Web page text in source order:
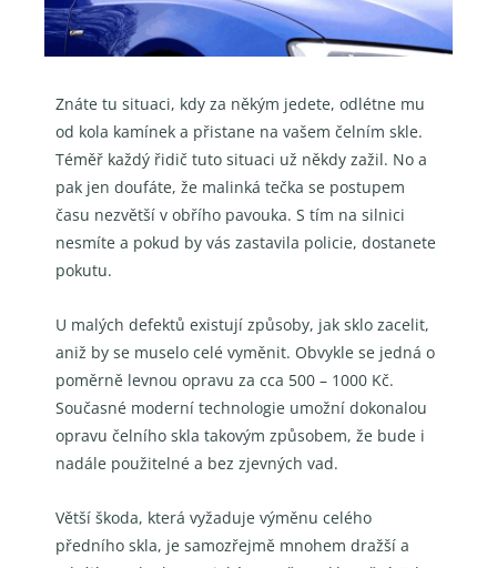
Znáte tu situaci, kdy za někým jedete, odlétne mu
od kola kamínek a přistane na vašem čelním skle.
Téměř každý řidič tuto situaci už někdy zažil. No a
pak jen doufáte, že malinká tečka se postupem
času nezvětší v obřího pavouka. S tím na silnici
nesmíte a pokud by vás zastavila policie, dostanete
pokutu.
U malých defektů existují způsoby, jak sklo zacelit,
aniž by se muselo celé vyměnit. Obvykle se jedná o
poměrně levnou opravu za cca 500 – 1000 Kč.
Současné moderní technologie umožní dokonalou
opravu čelního skla takovým způsobem, že bude i
nadále použitelné a bez zjevných vad.
Větší škoda, která vyžaduje výměnu celého
předního skla, je samozřejmě mnohem dražší a